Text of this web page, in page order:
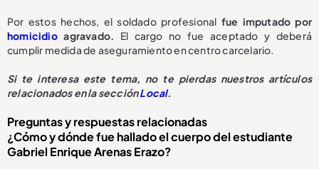
Por estos hechos, el soldado profesional fue imputado por
homicidioagravado. El cargo no fue aceptado y deberá
cumplir medida de aseguramiento en centro carcelario.
Si te interesa este tema, no te pierdas nuestros artículos
relacionados en la secciónLocal.
Preguntas y respuestas relacionadas
¿Cómo y dónde fue hallado el cuerpo del estudiante
Gabriel Enrique Arenas Erazo?